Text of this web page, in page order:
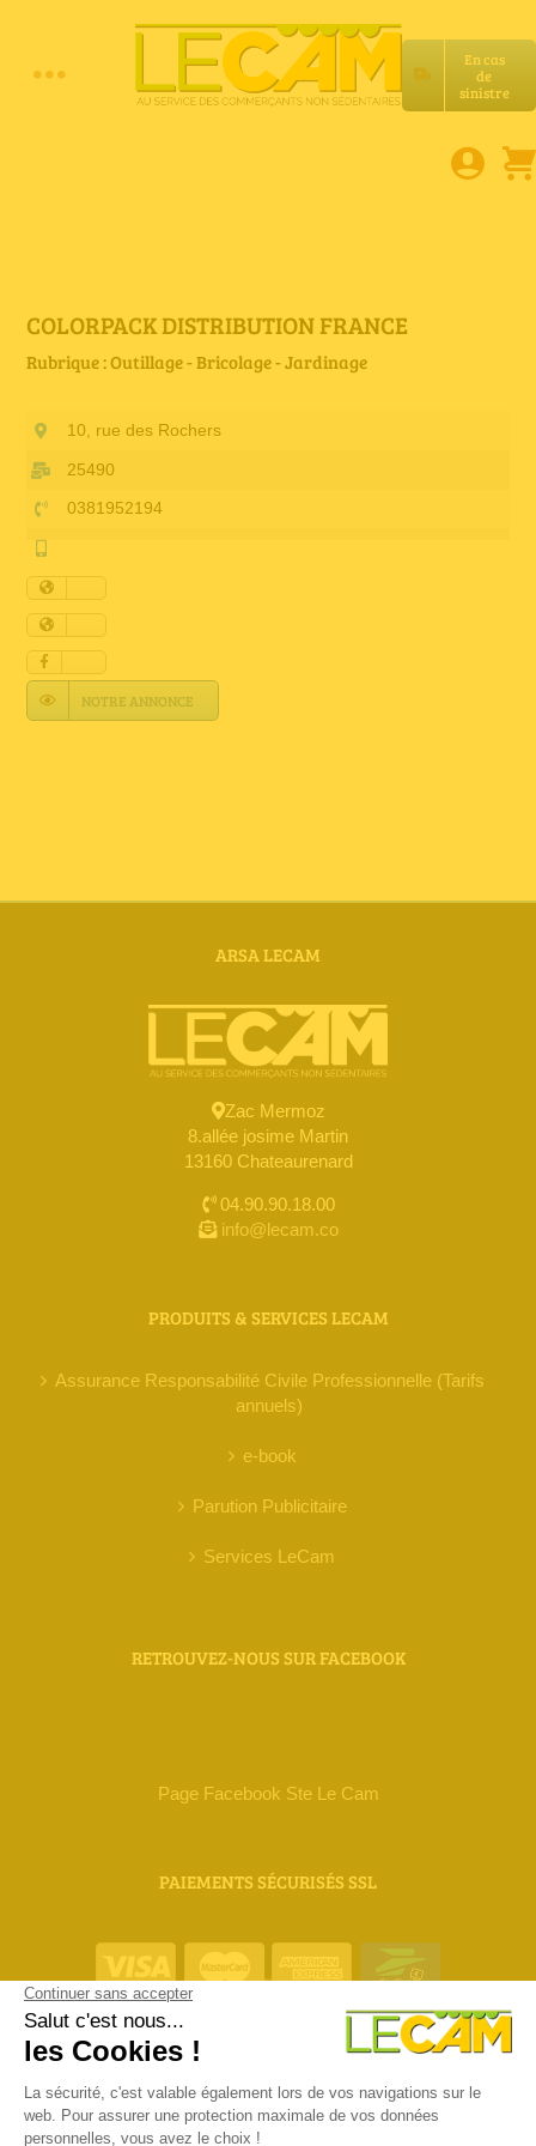
En cas
de
sinistre
Toggle
E-book
Petites annonces
Annuaire Fournisseurs
Actualités
Contact
COLORPACK DISTRIBUTION FRANCE
Rubrique : Outillage - Bricolage - Jardinage
10, rue des Rochers
25490
0381952194
NOTRE ANNONCE
ARSA LECAM
Zac Mermoz
8.allée josime Martin
13160 Chateaurenard
04.90.90.18.00
info@lecam.co
PRODUITS & SERVICES LECAM
Assurance Responsabilité Civile Professionnelle (Tarifs
annuels)
e-book
Parution Publicitaire
Services LeCam
RETROUVEZ-NOUS SUR FACEBOOK
Page Facebook Ste Le Cam
PAIEMENTS SÉCURISÉS SSL